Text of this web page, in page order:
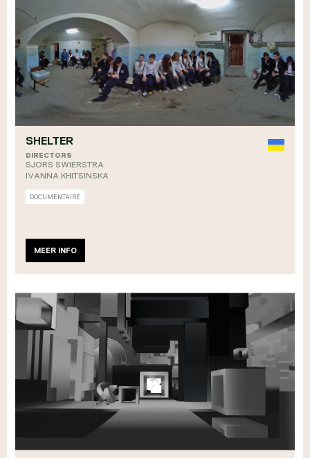
SHELTER
DIRECTORS
SJORS SWIERSTRA
IVANNA KHITSINSKA
DOCUMENTAIRE
MEER INFO